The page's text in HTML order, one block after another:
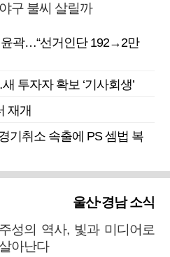
구 불씨 살릴까
곽…“선거인단 192→2만
투자자 확보 ‘기사회생’
재개
기취소 속출에 PS 셈법 복
울산·경남 소식
성의 역사, 빛과 미디어로
아난다